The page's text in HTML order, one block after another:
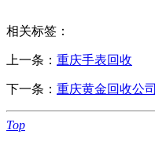
相关标签：
上一条： 重庆手表回收
下一条： 重庆黄金回收公司
Top